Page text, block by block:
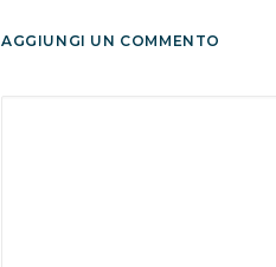
AGGIUNGI UN COMMENTO